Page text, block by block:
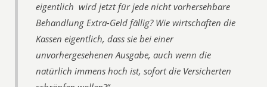
eigentlich  wird jetzt für jede nicht vorhersehbare
Behandlung Extra-Geld fällig? Wie wirtschaften die
Kassen eigentlich, dass sie bei einer
unvorhergesehenen Ausgabe, auch wenn die
natürlich immens hoch ist, sofort die Versicherten